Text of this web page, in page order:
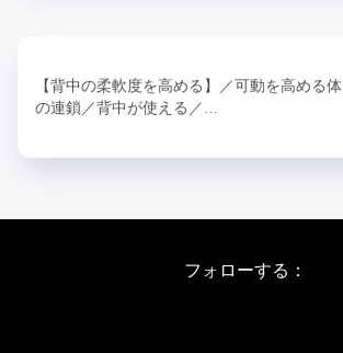
【背中の柔軟度を高める】／可動を高める体
の連鎖／背中が使える／…
フォローする：